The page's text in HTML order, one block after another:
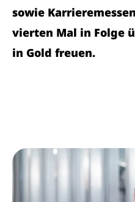
sowie
vierten Mal in Folge
in Gold freuen.